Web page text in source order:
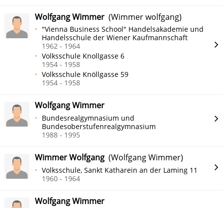
Wolfgang Wimmer (Wimmer wolfgang)
"Vienna Business School" Handelsakademie und
Handelsschule der Wiener Kaufmannschaft
1962 - 1964
Volksschule Knollgasse 6
1954 - 1958
Volksschule Knöllgasse 59
1954 - 1958
Wolfgang Wimmer
Bundesrealgymnasium und
Bundesoberstufenrealgymnasium
1988 - 1995
Wimmer Wolfgang (Wolfgang Wimmer)
Volksschule, Sankt Katharein an der Laming 11
1960 - 1964
Wolfgang Wimmer